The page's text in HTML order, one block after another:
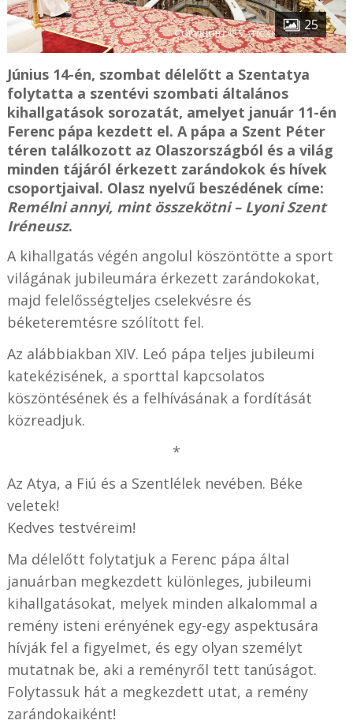
25
Június 14-én, szombat délelőtt a Szentatya
folytatta a szentévi szombati általános
kihallgatások sorozatát, amelyet január 11-én
Ferenc pápa kezdett el. A pápa a Szent Péter
téren találkozott az Olaszországból és a világ
minden tájáról érkezett zarándokok és hívek
csoportjaival. Olasz nyelvű beszédének címe:
Remélni annyi, mint összekötni – Lyoni Szent
Iréneusz.
A kihallgatás végén angolul köszöntötte a sport
világának jubileumára érkezett zarándokokat,
majd felelősségteljes cselekvésre és
béketeremtésre szólított fel.
Az alábbiakban XIV. Leó pápa teljes jubileumi
katekézisének, a sporttal kapcsolatos
köszöntésének és a felhívásának a fordítását
közreadjuk.
*
Az Atya, a Fiú és a Szentlélek nevében. Béke
veletek!
Kedves testvéreim!
Ma délelőtt folytatjuk a Ferenc pápa által
januárban megkezdett különleges, jubileumi
kihallgatásokat, melyek minden alkalommal a
remény isteni erényének egy-egy aspektusára
hívják fel a figyelmet, és egy olyan személyt
mutatnak be, aki a reményről tett tanúságot.
Folytassuk hát a megkezdett utat, a remény
zarándokaiként!